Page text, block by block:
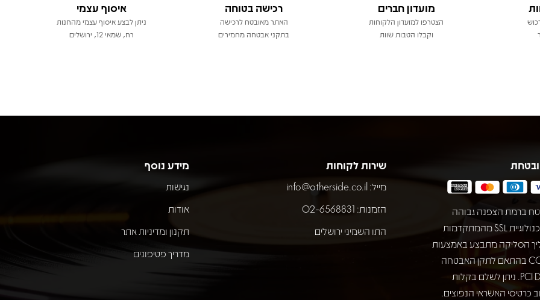
מועדון חברים
הצטרפו למועדון הלקוחות
וקבלו הטבות שוות
רכישה בטוחה
האתר מאובטח לרכישה
בתקני אבטחה מחמירים
איסוף עצמי
ניתן לבצע איסוף עצמי מהחנות
רח, שמאי 12, ירושלים
ברמת הצפנה גבוהה
באמצעות טכנולוגיית SSL מהמתקדמות
הסליקה מתבצע באמצעות
חברת COMAX בהתאם לתקן האבטחה
המחמיר PCI DSS. ניתן לשלם בקלות
כרטיסי האשראי הנפוצים.
שירות לקוחות
מייל: info@otherside.co.il
הזמנות: 02-6568831
התו השמיני ירושלים
מידע נוסף
נגישות
אודות
תקנון ומדיניות אתר
מדריך פטיפונים